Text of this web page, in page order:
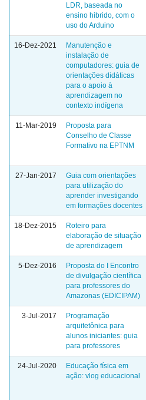
LDR, baseada no
ensino hibrido, com o
uso do Arduino
16-Dez-2021
Manutenção e
instalação de
computadores: guia de
orientações didáticas
para o apoio à
aprendizagem no
contexto indígena
11-Mar-2019
Proposta para
Conselho de Classe
Formativo na EPTNM
27-Jan-2017
Guia com orientações
para utilização do
aprender investigando
em formações docentes
18-Dez-2015
Roteiro para
elaboração de situação
de aprendizagem
5-Dez-2016
Proposta do I Encontro
de divulgação científica
para professores do
Amazonas (EDICIPAM)
3-Jul-2017
Programação
arquitetônica para
alunos iniciantes: guia
para professores
24-Jul-2020
Educação física em
ação: vlog educacional